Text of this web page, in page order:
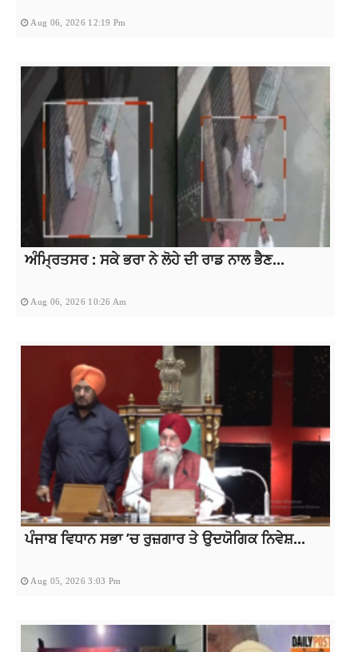
Aug 06, 2026 12:19 Pm
ਅੰਮ੍ਰਿਤਸਰ : ਸਕੇ ਭਰਾ ਨੇ ਲੋਹੇ ਦੀ ਰਾਡ ਨਾਲ ਭੈਣ...
Aug 06, 2026 10:26 Am
ਪੰਜਾਬ ਵਿਧਾਨ ਸਭਾ ’ਚ ਰੁਜ਼ਗਾਰ ਤੇ ਉਦਯੋਗਿਕ ਨਿਵੇਸ਼...
Aug 05, 2026 3:03 Pm